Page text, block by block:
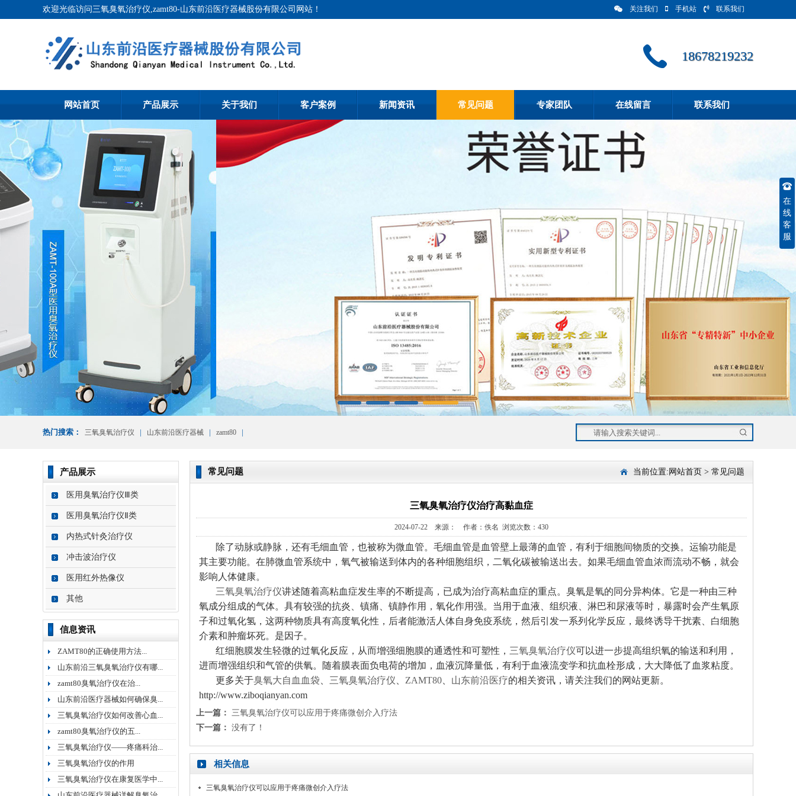
欢迎光临访问三氧臭氧治疗仪,zamt80-山东前沿医疗器械股份有限公司网站！ 关注我们 手机站 联系我们
18678219232
网站首页 产品展示 关于我们 客户案例 新闻资讯 常见问题 专家团队 在线留言 联系我们
热门搜索： 三氧臭氧治疗仪 | 山东前沿医疗器械 | zamt80 |
产品展示
医用臭氧治疗仪Ⅲ类
医用臭氧治疗仪Ⅱ类
内热式针灸治疗仪
冲击波治疗仪
医用红外热像仪
其他
信息资讯
ZAMT80的正确使用方法...
山东前沿三氧臭氧治疗仪有哪...
zamt80臭氧治疗仪在治...
山东前沿医疗器械如何确保臭...
三氧臭氧治疗仪如何改善心血...
zamt80臭氧治疗仪的五...
三氧臭氧治疗仪——疼痛科治...
三氧臭氧治疗仪的作用
三氧臭氧治疗仪在康复医学中...
常见问题 当前位置: 网站首页 > 常见问题
三氧臭氧治疗仪治疗高黏血症
2024-07-22 来源： 作者：佚名 浏览次数：430
除了动脉或静脉，还有毛细血管，也被称为微血管。毛细血管是血管壁上最薄的血管，有利于细胞间物质的交换。运输功能是
其主要功能。在肺微血管系统中，氧气被输送到体内的各种细胞组织，二氧化碳被输送出去。如果毛细血管血浓而流动不畅，就会
影响人体健康。
三氧臭氧治疗仪讲述随着高粘血症发生率的不断提高，已成为治疗高粘血症的重点。臭氧是氧的同分异构体。它是一种由三种
氧成分组成的气体。具有较强的抗炎、镇痛、镇静作用，氧化作用强。当用于血液、组织液、淋巴和尿液等时，暴露时会产生氧原
子和过氧化氢，这两种物质具有高度氧化性，后者能激活人体自身免疫系统，然后引发一系列化学反应，最终诱导干扰素、白细胞
介素和肿瘤坏死。是因子。
红细胞膜发生轻微的过氧化反应，从而增强细胞膜的通透性和可塑性， 三氧臭氧治疗仪可以进一步提高组织氧的输送和利用，
进而增强组织和气管的供氧。随着膜表面负电荷的增加，血液沉降量低，有利于血液流变学和抗血栓形成，大大降低了血浆粘度。
更多关于臭氧大自血血袋 三氧臭氧治疗仪 ZAMT80 山东前沿医疗的相关资讯，请关注我们的网站更新。
http://www.ziboqianyan.com
上一篇： 三氧臭氧治疗仪可以应用于疼痛微创介入疗法
下一篇： 没有了！
相关信息
三氧臭氧治疗仪可以应用于疼痛微创介入疗法
在
线
客
服